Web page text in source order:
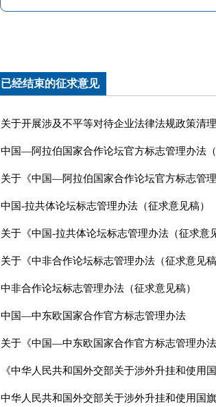
已经结束的征求意见
关于开展涉及不平等对待企业法律法规政策清
中国—阿拉伯国家合作论坛官方标志管理办法（
关于《中国—阿拉伯国家合作论坛官方标志管
中国-拉共体论坛标志管理办法（征求意见稿）
关于《中国-拉共体论坛标志管理办法（征求意
关于《中非合作论坛标志管理办法（征求意见
中非合作论坛标志管理办法（征求意见稿）
中国—中东欧国家合作官方标志管理办法
关于《中国—中东欧国家合作官方标志管理办
《中华人民共和国外交部关于涉外升挂和使用
中华人民共和国外交部关于涉外升挂和使用国